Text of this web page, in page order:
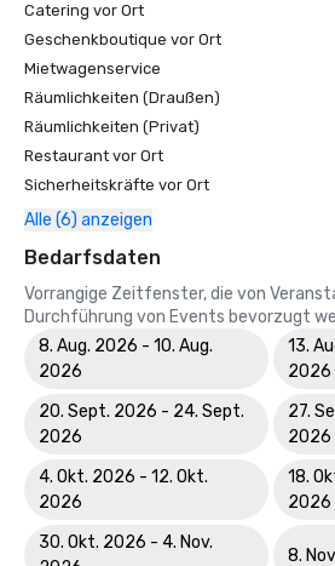
Catering vor Ort
Geschenkboutique vor Ort
Mietwagenservice
Räumlichkeiten (Draußen)
Räumlichkeiten (Privat)
Restaurant vor Ort
Sicherheitskräfte vor Ort
Alle (6) anzeigen
Bedarfsdaten
Vorrangige Zeitfenster, die von
Durchführung von Events bevorzugt
8. Aug. 2026 - 10. Aug.
2026
13.
2026
20. Sept. 2026 - 24. Sept.
2026
27.
2026
4. Okt. 2026 - 12. Okt.
2026
18.
2026
30. Okt. 2026 - 4. Nov.
8.